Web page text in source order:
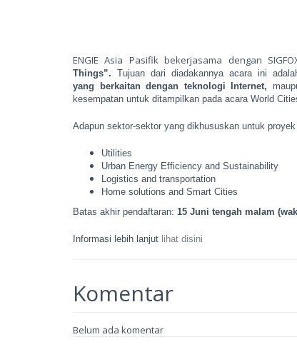
ENGIE Asia Pasifik bekerjasama dengan
Things”. Tujuan dari diadakannya acara ini
yang
berkaitan dengan teknologi Internet,
kesempatan untuk ditampilkan pada acara World
Adapun sektor-sektor yang dikhususkan untuk
Utilities
Urban Energy Efficiency and Sustainability
Logistics and transportation
Home solutions and Smart Cities
Batas akhir pendaftaran: 15 Juni tengah malam
Informasi lebih lanjut lihat disini
Komentar
Belum ada komentar